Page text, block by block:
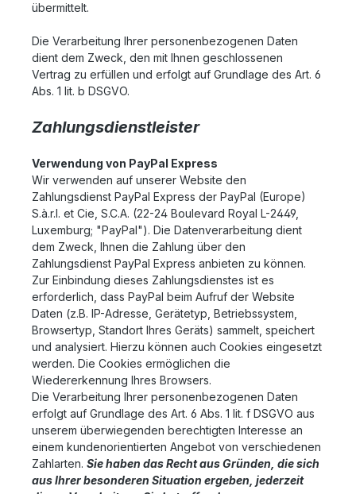
übermittelt.
Die Verarbeitung Ihrer personenbezogenen Daten
dient dem Zweck, den mit Ihnen geschlossenen
Vertrag zu erfüllen und erfolgt auf Grundlage des Art. 6
Abs. 1 lit. b DSGVO.
Zahlungsdienstleister
Verwendung von PayPal Express
Wir verwenden auf unserer Website den
Zahlungsdienst PayPal Express der PayPal (Europe)
S.à.r.l. et Cie, S.C.A. (22-24 Boulevard Royal L-2449,
Luxemburg; "PayPal"). Die Datenverarbeitung dient
dem Zweck, Ihnen die Zahlung über den
Zahlungsdienst PayPal Express anbieten zu können.
Zur Einbindung dieses Zahlungsdienstes ist es
erforderlich, dass PayPal beim Aufruf der Website
Daten (z.B. IP-Adresse, Gerätetyp, Betriebssystem,
Browsertyp, Standort Ihres Geräts) sammelt, speichert
und analysiert. Hierzu können auch Cookies eingesetzt
werden. Die Cookies ermöglichen die
Wiedererkennung Ihres Browsers.
Die Verarbeitung Ihrer personenbezogenen Daten
erfolgt auf Grundlage des Art. 6 Abs. 1 lit. f DSGVO aus
unserem überwiegenden berechtigten Interesse an
einem kundenorientierten Angebot von verschiedenen
Zahlarten. Sie haben das Recht aus Gründen, die sich
aus Ihrer besonderen Situation ergeben, jederzeit